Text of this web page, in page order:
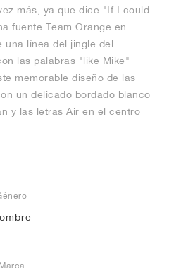
más, ya que dice "If I could
fuente Team Orange en
una línea del jingle del
las palabras "like Mike"
memorable diseño de las
un delicado bordado blanco
y las letras Air en el centro
Marca